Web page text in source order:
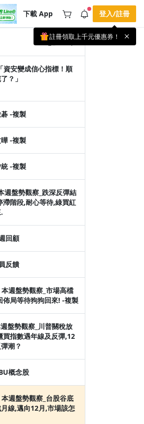
下載 App
收新知識
暑津貼．冷氣房升級｜
活動
快閃｜單筆滿 NT$2,500 現
再贈最高 2% 點數回饋！
．偷偷在冷氣房升級 📈
進修 限時開跑】◾單筆滿
現折 NT$300◾活動期間：即
（只有一週）-📣 酷暑季好康
點數回饋無上限🔥購買任一
專屬活動，加入好友👉
專屬活動」及「個人化推
登入/註冊
註冊領取上千元優惠券！
安變成信心指標！順
？」
-複製
-複製
-複製
週盤勢觀察_跌深反彈結
滯階段,耐心等待,綠買紅
回顧
反饋
週盤勢觀察_市場高檔
佈局等待狗狗回來! -複製
盤勢觀察_川普關稅放
買指數遇年線及反彈,12
潮？
概念股
週盤勢觀察_台股谷底
線,邁向12月,市場該怎